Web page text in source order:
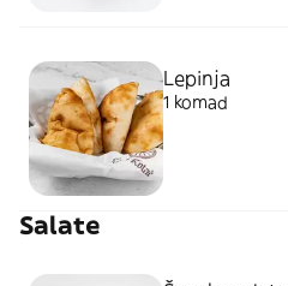
Lepinja
1 komad
Salate